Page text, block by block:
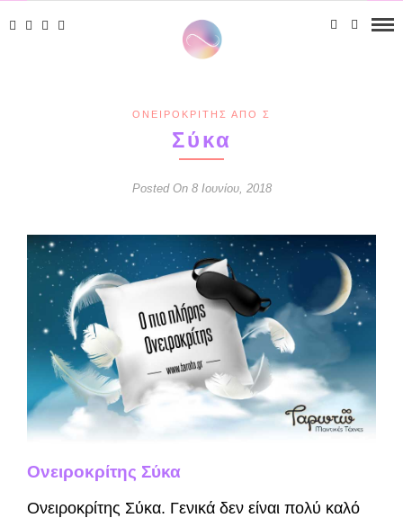
ΟΝΕΙΡΟΚΡΊΤΗΣ ΑΠΌ Σ
Σύκα
Posted On 8 Ιουνίου, 2018
Ονειροκρίτης Σύκα
Ονειροκρίτης Σύκα. Γενικά δεν είναι πολύ καλό